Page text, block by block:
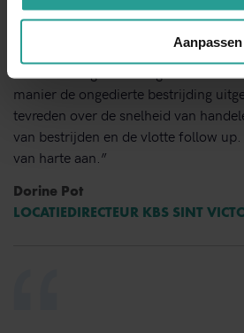
Aanpassen
manier de ongedierte bestrijding
tevreden over de snelheid van
van bestrijden en de vlotte follow
van harte aan.”
Dorine Pot
LOCATIEDIRECTEUR KBS SINT